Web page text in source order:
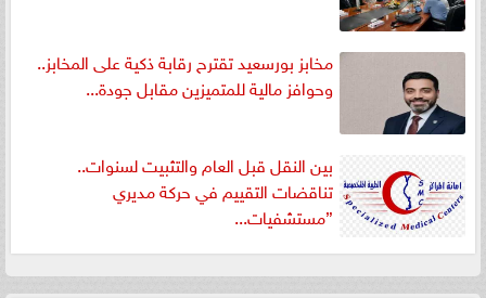
مخابز بورسعيد تقترح رقابة ذكية على المخابز..
وحوافز مالية للمتميزين مقابل جودة...
بين النقل قبل العام والتثبيت لسنوات..
تناقضات التقييم في حركة مديري
”مستشفيات...